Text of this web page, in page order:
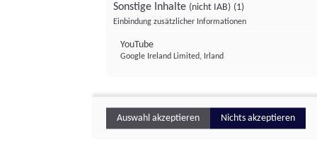
Sonstige Inhalte (nicht IAB) (1)
Einbindung zusätzlicher Informationen
YouTube
Google Ireland Limited, Irland
Auswahl akzeptieren Nichts akzeptieren